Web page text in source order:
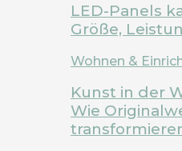
LED-Panels
Größe,
Wohnen &
Kunst in der
Wie